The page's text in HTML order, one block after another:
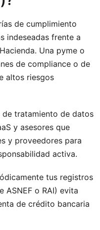
de cumplimiento
indeseadas frente a
Una pyme o
de compliance o de
altos riesgos
tratamiento de datos
y asesores que
y proveedores para
activa.
tus registros
ASNEF o RAI) evita
de crédito bancaria